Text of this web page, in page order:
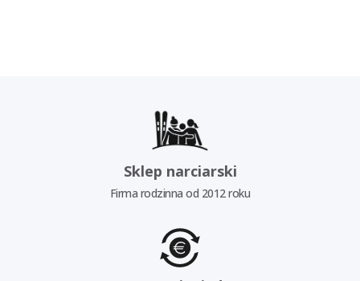
Sklep narciarski
Firma rodzinna od 2012 roku